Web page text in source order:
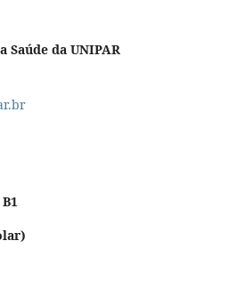
Saúde da UNIPAR
B1